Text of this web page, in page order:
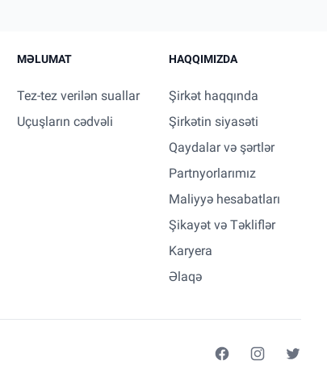
MƏLUMAT
Tez-tez verilən suallar
Uçuşların cədvəli
HAQQIMIZDA
Şirkət haqqında
Şirkətin siyasəti
Qaydalar və şərtlər
Partnyorlarımız
Maliyyə hesabatları
Şikayət və Təkliflər
Karyera
Əlaqə